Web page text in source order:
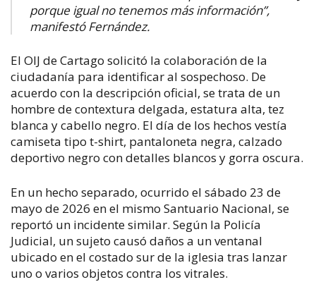
porque igual no tenemos más información”,
manifestó Fernández.
El OIJ de Cartago solicitó la colaboración de la
ciudadanía para identificar al sospechoso. De
acuerdo con la descripción oficial, se trata de un
hombre de contextura delgada, estatura alta, tez
blanca y cabello negro. El día de los hechos vestía
camiseta tipo t-shirt, pantaloneta negra, calzado
deportivo negro con detalles blancos y gorra oscura.
En un hecho separado, ocurrido el sábado 23 de
mayo de 2026 en el mismo Santuario Nacional, se
reportó un incidente similar. Según la Policía
Judicial, un sujeto causó daños a un ventanal
ubicado en el costado sur de la iglesia tras lanzar
uno o varios objetos contra los vitrales.